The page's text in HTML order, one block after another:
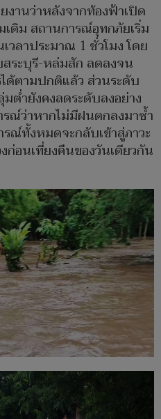
งานว่าหลังจากท้องฟ้าเปิด
ติม สถานการณ์อุทกภัยเริ่ม
วลาประมาณ 1 ชั่วโมง โดย
ระบุรี-หล่มสัก ลดลงจน
ด้ตามปกติแล้ว ส่วนระดับ
ำยังคงลดระดับลงอย่าง
ณ์ว่าหากไม่มีฝนตกลงมาซ้ำ
ณ์ทั้งหมดจะกลับเข้าสู่ภาวะ
อนเที่ยงคืนของวันเดียวกัน